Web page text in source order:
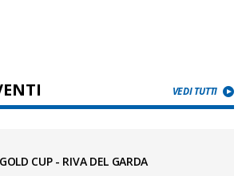
VEDI TUTTI
GOLD CUP - RIVA DEL GARDA